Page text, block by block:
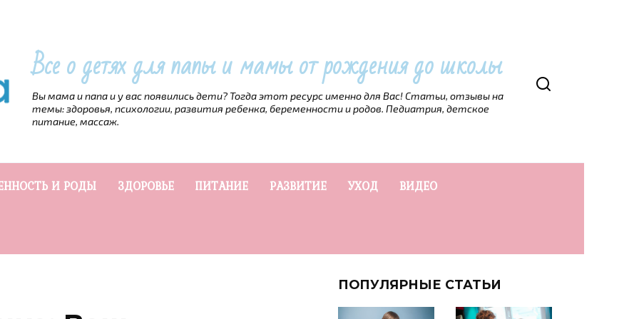
Все о детях для папы и мамы от рождения до школы
Вы мама и папа и у вас появились дети? Тогда этот ресурс именно для Вас! Статьи, отзывы на
темы: здоровья, психологии, развития ребенка, беременности и родов. Педиатрия, детское
питание, массаж.
И РОДЫ ЗДОРОВЬЕ ПИТАНИЕ РАЗВИТИЕ УХОД ВИДЕО
ПОПУЛЯРНЫЕ СТАТЬИ